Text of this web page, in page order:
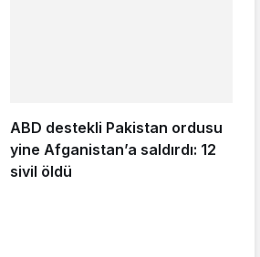
ABD destekli Pakistan ordusu
yine Afganistan’a saldırdı: 12
sivil öldü